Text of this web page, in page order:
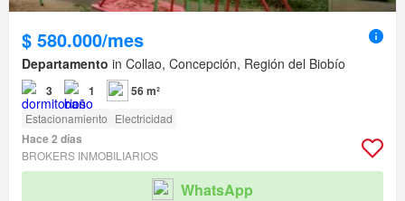
$ 580.000/mes
Departamento in Collao, Concepción, Región del Biobío
3 1 56 m²
Estacionamiento Electricidad
Hace 2 días
BROKERS INMOBILIARIOS
WhatsApp